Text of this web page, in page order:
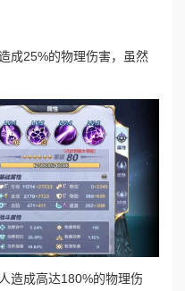
成25%的物理伤害，虽然
造成高达180%的物理伤